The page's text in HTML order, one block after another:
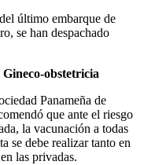
último embarque de
se han despachado
Gineco-obstetricia
Panameña de
que ante el riesgo
la vacunación a todas
se debe realizar tanto en
las privadas.